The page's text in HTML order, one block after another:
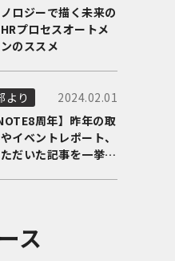
ノロジーで描く未来の
プロセスオートメ
のススメ
より
2024.02.01
周年】昨年の取
イベントレポート、
だいた記事を一挙に
ス